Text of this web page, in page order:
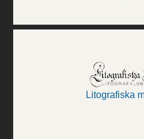
Litografiska